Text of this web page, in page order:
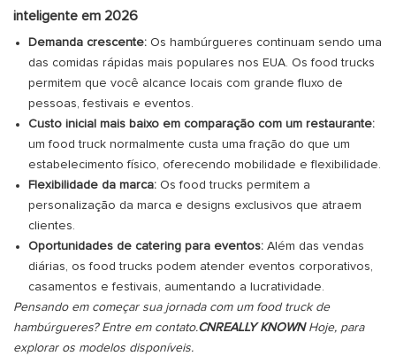
inteligente em 2026
Demanda crescente:Os hambúrgueres continuam sendo uma
das comidas rápidas mais populares nos EUA. Os food trucks
permitem que você alcance locais com grande fluxo de
pessoas, festivais e eventos.
Custo inicial mais baixo em comparação com um restaurante:
um food truck normalmente custa uma fração do que um
estabelecimento físico, oferecendo mobilidade e flexibilidade.
Flexibilidade da marca:Os food trucks permitem a
personalização da marca e designs exclusivos que atraem
clientes.
Oportunidades de catering para eventos:Além das vendas
diárias, os food trucks podem atender eventos corporativos,
casamentos e festivais, aumentando a lucratividade.
Pensando em começar sua jornada com um food truck de
hambúrgueres? Entre em contato.CNREALLY KNOWNHoje, para
explorar os modelos disponíveis.